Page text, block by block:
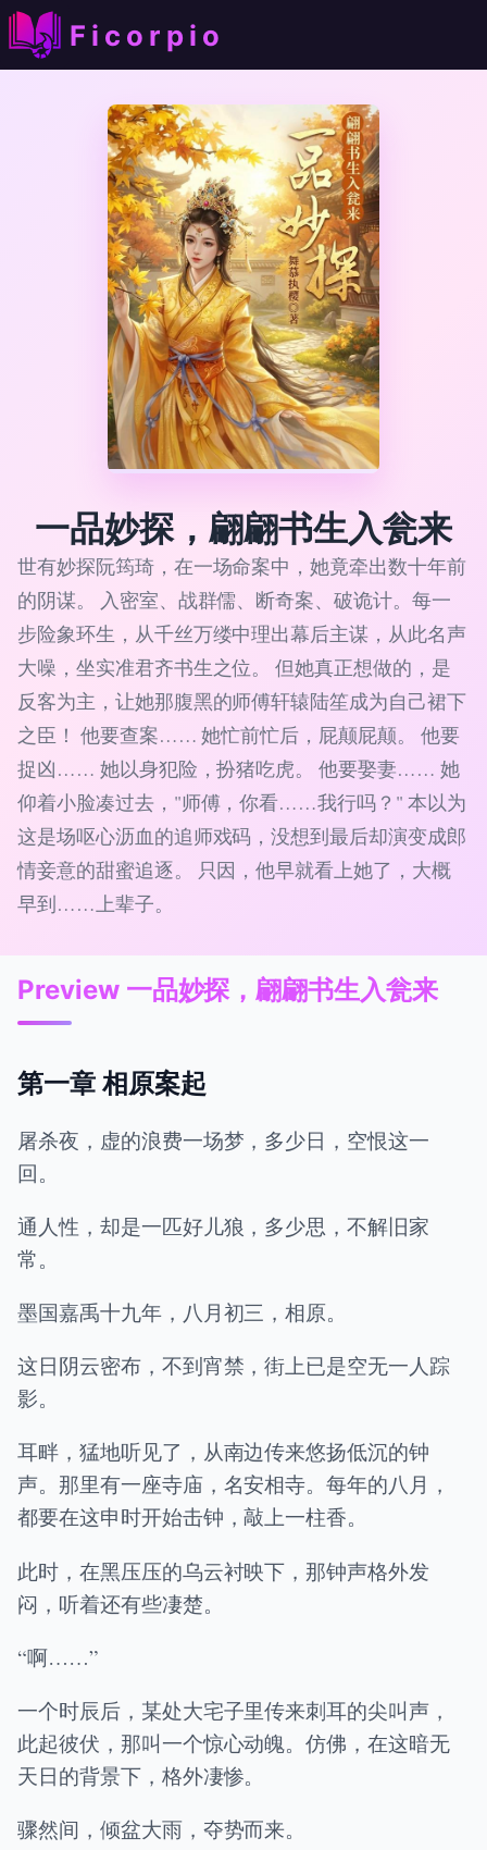
Ficorpio
一品妙探，翩翩书生入瓮来
世有妙探阮筠琦，在一场命案中，她竟牵出数十年前
的阴谋。 入密室、战群儒、断奇案、破诡计。每一
步险象环生，从千丝万缕中理出幕后主谋，从此名声
大噪，坐实准君齐书生之位。 但她真正想做的，是
反客为主，让她那腹黑的师傅轩辕陆笙成为自己裙下
之臣！ 他要查案…… 她忙前忙后，屁颠屁颠。 他要
捉凶…… 她以身犯险，扮猪吃虎。 他要娶妻…… 她
仰着小脸凑过去，"师傅，你看……我行吗？" 本以为
这是场呕心沥血的追师戏码，没想到最后却演变成郎
情妾意的甜蜜追逐。 只因，他早就看上她了，大概
早到……上辈子。
Preview 一品妙探，翩翩书生入瓮来
第一章 相原案起
屠杀夜，虚的浪费一场梦，多少日，空恨这一
回。
通人性，却是一匹好儿狼，多少思，不解旧家
常。
墨国嘉禹十九年，八月初三，相原。
这日阴云密布，不到宵禁，街上已是空无一人踪
影。
耳畔，猛地听见了，从南边传来悠扬低沉的钟
声。那里有一座寺庙，名安相寺。每年的八月，
都要在这申时开始击钟，敲上一柱香。
此时，在黑压压的乌云衬映下，那钟声格外发
闷，听着还有些凄楚。
“啊……”
一个时辰后，某处大宅子里传来刺耳的尖叫声，
此起彼伏，那叫一个惊心动魄。仿佛，在这暗无
天日的背景下，格外凄惨。
骤然间，倾盆大雨，夺势而来。